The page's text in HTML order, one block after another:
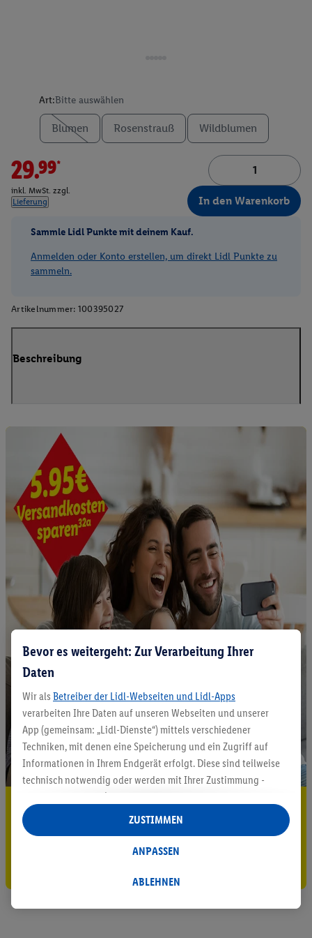
Art:Bitte auswählen
Blumen Rosenstrauß Wildblumen
29.99*
inkl. MwSt. zzgl.
Lieferung
In den Warenkorb
Sammle Lidl Punkte mit deinem Kauf.
Anmelden oder Konto erstellen, um direkt Lidl Punkte zu
sammeln.
Artikelnummer: 100395027
Beschreibung
5.95 € Versand sparen³²ᵃ
Bevor es weitergeht: Zur Verarbeitung Ihrer
Daten
Wir als Betreiber der Lidl-Webseiten und Lidl-Apps
verarbeiten Ihre Daten auf unseren Webseiten und unserer
App (gemeinsam: „Lidl-Dienste“) mittels verschiedener
Techniken, mit denen eine Speicherung und ein Zugriff auf
Informationen in Ihrem Endgerät erfolgt. Diese sind teilweise
technisch notwendig oder werden mit Ihrer Zustimmung -
auch durch Partner (u.a.
Verantwortliche; im Zusammenhang mit dem IAB TCF
insgesamt
Statistik-Erstellung oder für personalisierte Werbung
Datenverarbeitungen für personalisierte Werbung werden
ABLEHNEN
ANPASSEN
ZUSTIMMEN